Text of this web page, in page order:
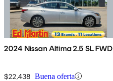
2024 Nissan Altima 2.5 SL FWD
$22,438 Buena oferta